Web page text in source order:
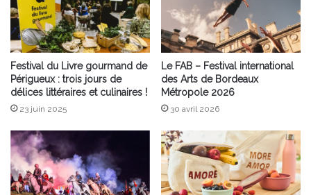
Festival du Livre gourmand de
Périgueux : trois jours de
délices littéraires et culinaires !
23 juin 2025
Le FAB – Festival international
des Arts de Bordeaux
Métropole 2026
30 avril 2026